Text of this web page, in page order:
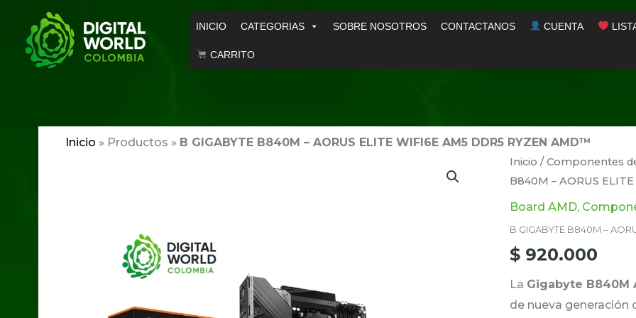
contenido
INICIO CATEGORIAS SOBRE NOSOTROS CONTACTANOS CUENTA
CARRITO
Inicio » Productos » B GIGABYTE B840M – AORUS ELITE WIFI6E AM5 DDR5 RYZEN AMD™
Inicio /Componentes
B840M – AORUS
Board AMD,
B GIGABYTE B840M –
$ 920.000
La Gigabyte B840M
de nueva
B
GIGABYTE
B840M
-
AORUS
ELITE
WIFI6E
AM5